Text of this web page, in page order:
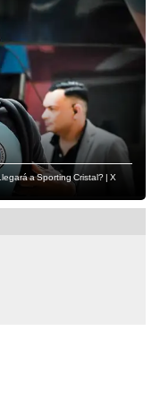
a Sporting Cristal? | X